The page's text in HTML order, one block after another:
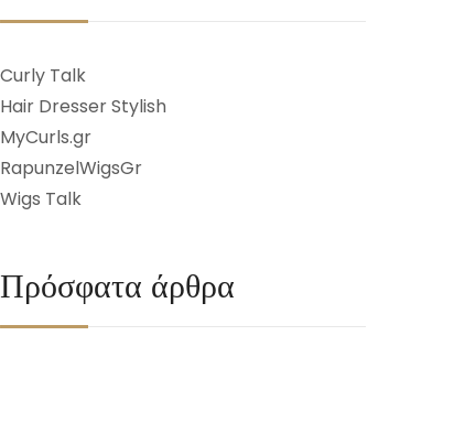
Curly Talk
Hair Dresser Stylish
MyCurls.gr
RapunzelWigsGr
Wigs Talk
Πρόσφατα άρθρα